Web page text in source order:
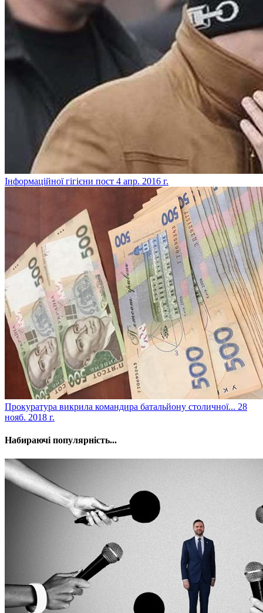
Інформаційної гігієни пост 4 апр. 2016 г.
​Прокуратура викрила командира батальйону столичної... 28
нояб. 2018 г.
Набираючі популярність...